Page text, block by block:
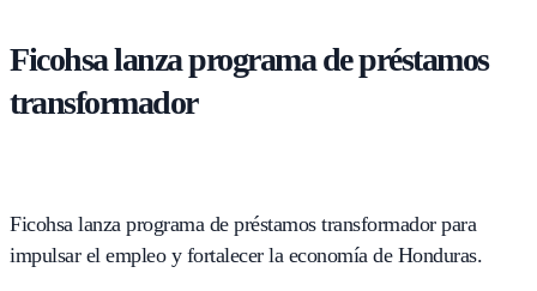
Ficohsa lanza programa de préstamos
transformador
Ficohsa lanza programa de préstamos transformador para
impulsar el empleo y fortalecer la economía de Honduras.